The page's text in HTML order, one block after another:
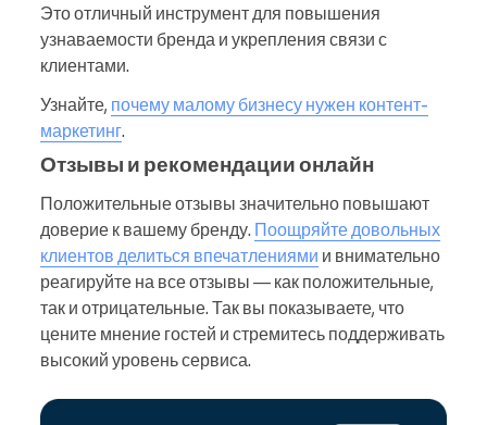
Это отличный инструмент для повышения
узнаваемости бренда и укрепления связи с
клиентами.
Узнайте, почему малому бизнесу нужен контент-
маркетинг.
Отзывы и рекомендации онлайн
Положительные отзывы значительно повышают
доверие к вашему бренду. Поощряйте довольных
клиентов делиться впечатлениями и внимательно
реагируйте на все отзывы — как положительные,
так и отрицательные. Так вы показываете, что
цените мнение гостей и стремитесь поддерживать
высокий уровень сервиса.